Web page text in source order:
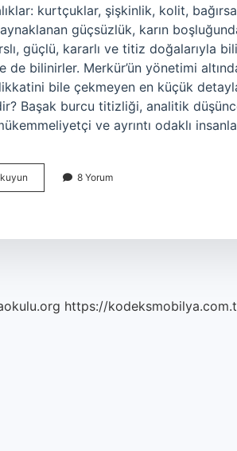
kurtçuklar, şişkinlik, kolit,
güçsüzlük, karın
güçlü, kararlı ve titiz doğalarıyla
de bilinirler. Merkür’ün yönetimi
bile çekmeyen en küçük
Başak burcu titizliği, analitik
ve ayrıntı odaklı
Enerjisi
8 Yorum
https://